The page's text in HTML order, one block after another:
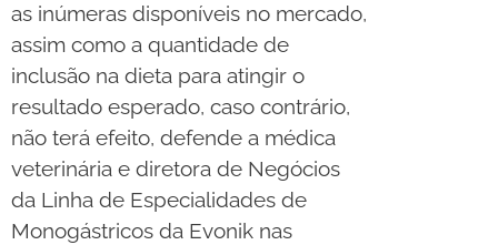
as inúmeras disponíveis no mercado,
assim como a quantidade de
inclusão na dieta para atingir o
resultado esperado, caso contrário,
não terá efeito, defende a médica
veterinária e diretora de Negócios
da Linha de Especialidades de
Monogástricos da Evonik nas